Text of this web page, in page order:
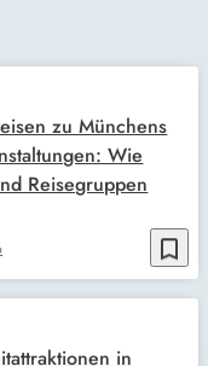
bookmark_border
zu Münchens
Wie
Reisegruppen
in